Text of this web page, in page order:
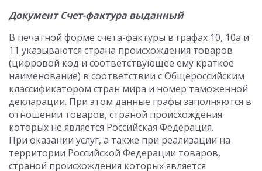
Документ Счет-фактура выданный
В печатной форме счета-фактуры в графах 10, 10а и
11 указываются страна происхождения товаров
(цифровой код и соответствующее ему краткое
наименование) в соответствии с Общероссийским
классификатором стран мира и номер таможенной
декларации. При этом данные графы заполняются в
отношении товаров, страной происхождения
которых не является Российская Федерация.
При оказании услуг, а также при реализации на
территории Российской Федерации товаров,
страной происхождения которых является